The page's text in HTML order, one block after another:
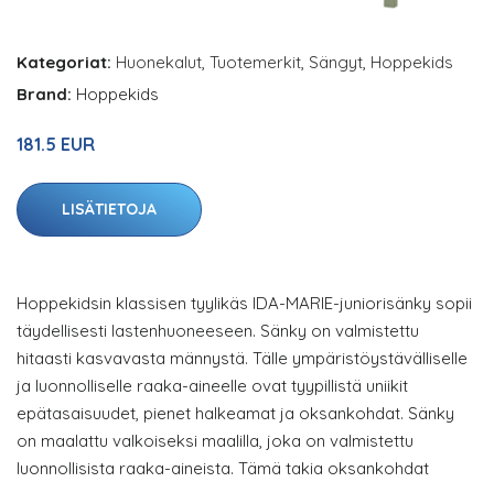
Kategoriat: Huonekalut, Tuotemerkit, Sängyt, Hoppekids
Brand: Hoppekids
181.5 EUR
LISÄTIETOJA
Hoppekidsin klassisen tyylikäs IDA-MARIE-juniorisänky sopii
täydellisesti lastenhuoneeseen. Sänky on valmistettu
hitaasti kasvavasta männystä. Tälle ympäristöystävälliselle
ja luonnolliselle raaka-aineelle ovat tyypillistä uniikit
epätasaisuudet, pienet halkeamat ja oksankohdat. Sänky
on maalattu valkoiseksi maalilla, joka on valmistettu
luonnollisista raaka-aineista. Tämä takia oksankohdat